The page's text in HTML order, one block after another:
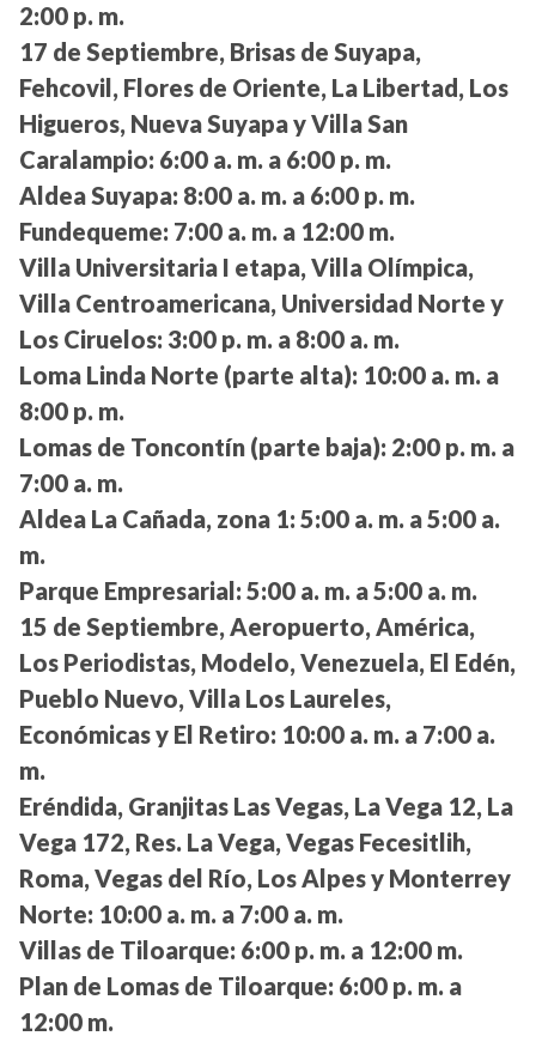
2:00 p. m.
17 de Septiembre, Brisas de Suyapa,
Fehcovil, Flores de Oriente, La Libertad, Los
Higueros, Nueva Suyapa y Villa San
Caralampio: 6:00 a. m. a 6:00 p. m.
Aldea Suyapa: 8:00 a. m. a 6:00 p. m.
Fundequeme: 7:00 a. m. a 12:00 m.
Villa Universitaria I etapa, Villa Olímpica,
Villa Centroamericana, Universidad Norte y
Los Ciruelos: 3:00 p. m. a 8:00 a. m.
Loma Linda Norte (parte alta): 10:00 a. m. a
8:00 p. m.
Lomas de Toncontín (parte baja): 2:00 p. m. a
7:00 a. m.
Aldea La Cañada, zona 1: 5:00 a. m. a 5:00 a.
m.
Parque Empresarial: 5:00 a. m. a 5:00 a. m.
15 de Septiembre, Aeropuerto, América,
Los Periodistas, Modelo, Venezuela, El Edén,
Pueblo Nuevo, Villa Los Laureles,
Económicas y El Retiro: 10:00 a. m. a 7:00 a.
m.
Eréndida, Granjitas Las Vegas, La Vega 12, La
Vega 172, Res. La Vega, Vegas Fecesitlih,
Roma, Vegas del Río, Los Alpes y Monterrey
Norte: 10:00 a. m. a 7:00 a. m.
Villas de Tiloarque: 6:00 p. m. a 12:00 m.
Plan de Lomas de Tiloarque: 6:00 p. m. a
12:00 m.